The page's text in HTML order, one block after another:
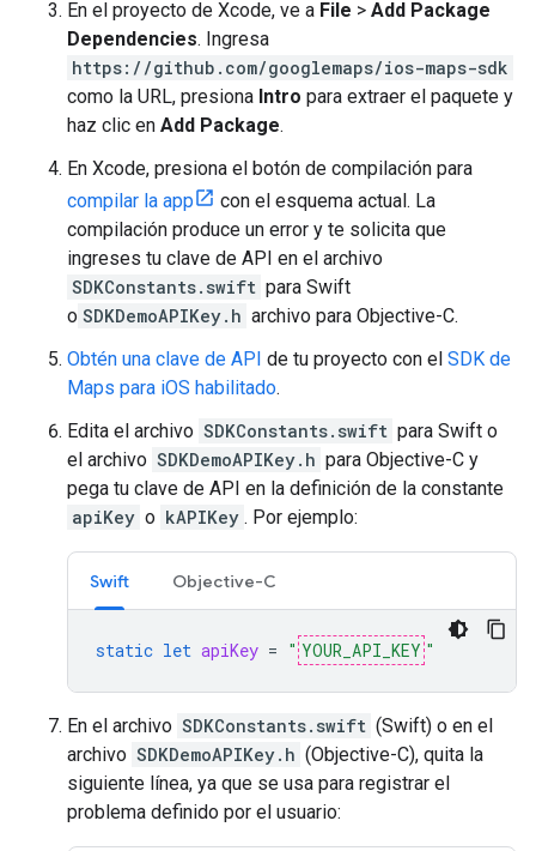
En el proyecto de Xcode, ve a File > Add Package
Dependencies. Ingresa
https://github.com/googlemaps/ios-maps-sdk
como la URL, presiona Intro para extraer el paquete y
haz clic en Add Package.
En Xcode, presiona el botón de compilación para
compilar la app
con el esquema actual. La
compilación produce un error y te solicita que
ingreses tu clave de API en el archivo
SDKConstants.swift para Swift
o SDKDemoAPIKey.h archivo para Objective-C.
Obtén una clave de API de tu proyecto con el SDK de
Maps para iOS habilitado.
Edita el archivo SDKConstants.swift para Swift o
el archivo SDKDemoAPIKey.h para Objective-C y
pega tu clave de API en la definición de la constante
apiKey o kAPIKey . Por ejemplo:
Swift Objective-C
static let apiKey = " YOUR_API_KEY "
En el archivo SDKConstants.swift (Swift) o en el
archivo SDKDemoAPIKey.h (Objective-C), quita la
siguiente línea, ya que se usa para registrar el
problema definido por el usuario: